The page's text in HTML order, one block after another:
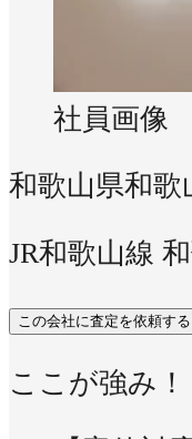
社員画像
和歌山県和歌
JR和歌山線
この会社に査定を依頼する
ここが強み！